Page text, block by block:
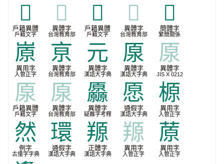
𠫐
戶籍異體
戶籍文字
𠫐
異體字
台灣教育部
𨘡
戶籍異體
戶籍文字
𨘡
異體字
台灣教育部
𰆖
簡體字
繁簡關係
㟶
異用字
入管正字
亰
異體字
台灣教育部
元
異體字
漢語大字典
厡
異體字
漢語大字典
厡
異體字
JIS X 0212
厡
戶籍異體
戶籍文字
厡
異體字
台灣教育部
厵
異體字
疑難字考釋
愿
通假字
漢語大字典
榞
異用字
入管正字
然
例字
古僮字字典
環
通假字
漢語大字典
羱
正體字
漢語大字典
羱
異用字
入管正字
蒝
異用字
入管正字